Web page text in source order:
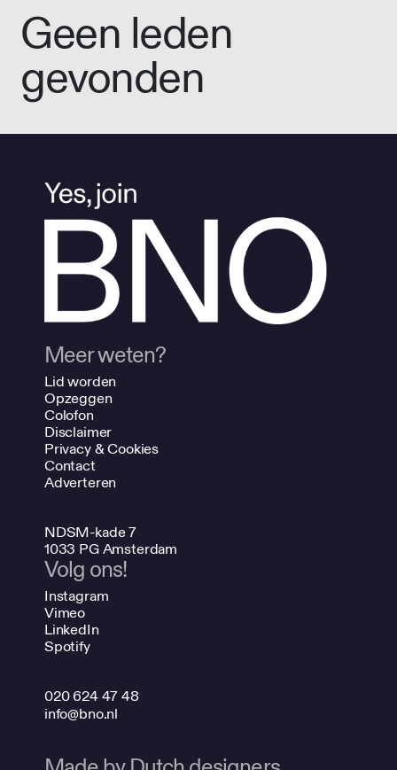
Geen leden
gevonden
Meer weten?
Lid worden
Opzeggen
Colofon
Disclaimer
Privacy & Cookies
Contact
Adverteren
NDSM-kade 7
1033 PG Amsterdam
Volg ons!
Instagram
Vimeo
LinkedIn
Spotify
020 624 47 48
info@bno.nl